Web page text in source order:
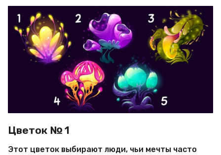
Цветок № 1
Этот цветок выбирают люди, чьи мечты часто